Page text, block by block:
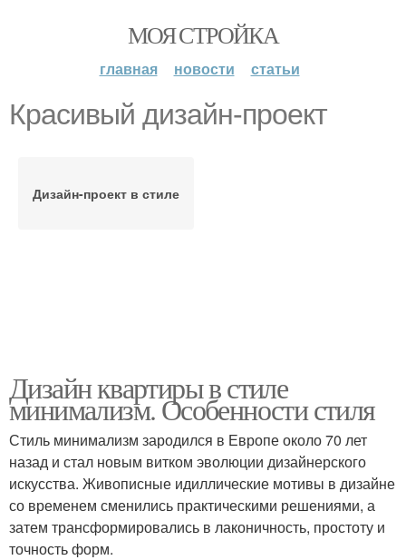
МОЯ СТРОЙКА
главная новости статьи
Красивый дизайн-проект
Дизайн-проект в стиле
Дизайн квартиры в стиле
минимализм. Особенности стиля
Стиль минимализм зародился в Европе около 70 лет
назад и стал новым витком эволюции дизайнерского
искусства. Живописные идиллические мотивы в дизайне
со временем сменились практическими решениями, а
затем трансформировались в лаконичность, простоту и
точность форм.